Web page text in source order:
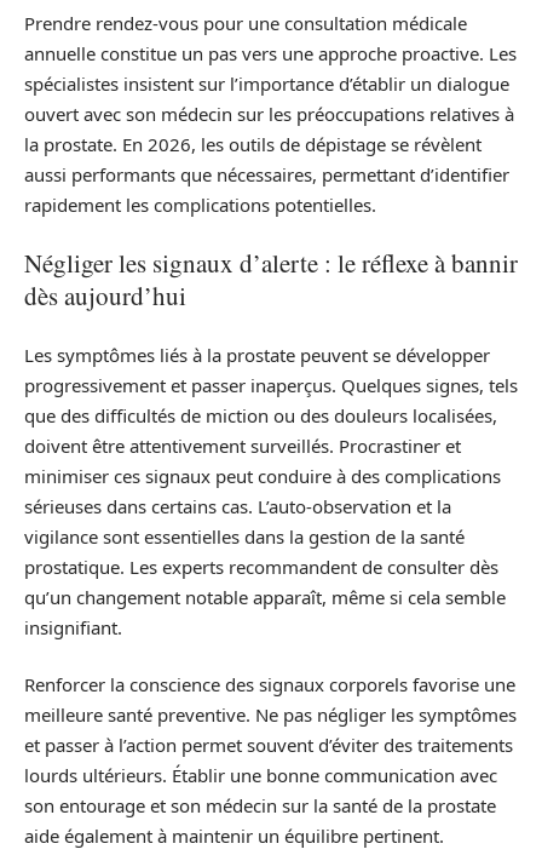
Prendre rendez-vous pour une consultation médicale
annuelle constitue un pas vers une approche proactive. Les
spécialistes insistent sur l’importance d’établir un dialogue
ouvert avec son médecin sur les préoccupations relatives à
la prostate. En 2026, les outils de dépistage se révèlent
aussi performants que nécessaires, permettant d’identifier
rapidement les complications potentielles.
Négliger les signaux d’alerte : le réflexe à bannir
dès aujourd’hui
Les symptômes liés à la prostate peuvent se développer
progressivement et passer inaperçus. Quelques signes, tels
que des difficultés de miction ou des douleurs localisées,
doivent être attentivement surveillés. Procrastiner et
minimiser ces signaux peut conduire à des complications
sérieuses dans certains cas. L’auto-observation et la
vigilance sont essentielles dans la gestion de la santé
prostatique. Les experts recommandent de consulter dès
qu’un changement notable apparaît, même si cela semble
insignifiant.
Renforcer la conscience des signaux corporels favorise une
meilleure santé preventive. Ne pas négliger les symptômes
et passer à l’action permet souvent d’éviter des traitements
lourds ultérieurs. Établir une bonne communication avec
son entourage et son médecin sur la santé de la prostate
aide également à maintenir un équilibre pertinent.